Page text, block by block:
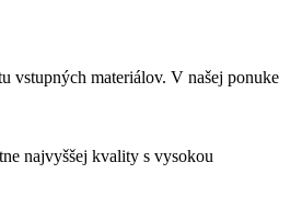
vstupných materiálov. V našej ponuke
najvyššej kvality s vysokou